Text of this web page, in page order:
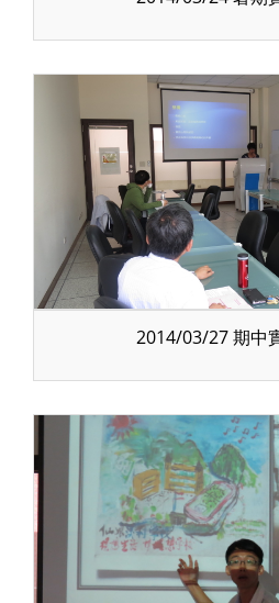
2014/03/27 期中